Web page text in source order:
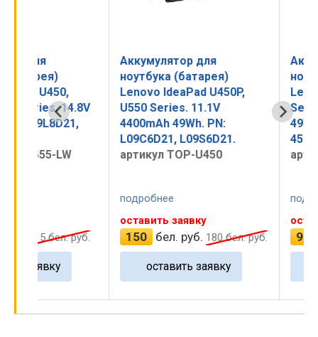
Аккумулятор для
ноутбука (батарея)
Lenovo IdeaPad U450P,
U550 Series. 11.1V
4400mAh 49Wh. PN:
L09C6D21, L09S6D21.
артикул TOP-U450
оставить заявку
150 бел. руб. 180бел. руб.
оставить заявку
Аккумулятор
ноутбука
Lenovo IdeaPad
Series. 11.1V
49Wh. PN:
45N1161.
артикул TOP-
оставить заявку
90 бел. руб.